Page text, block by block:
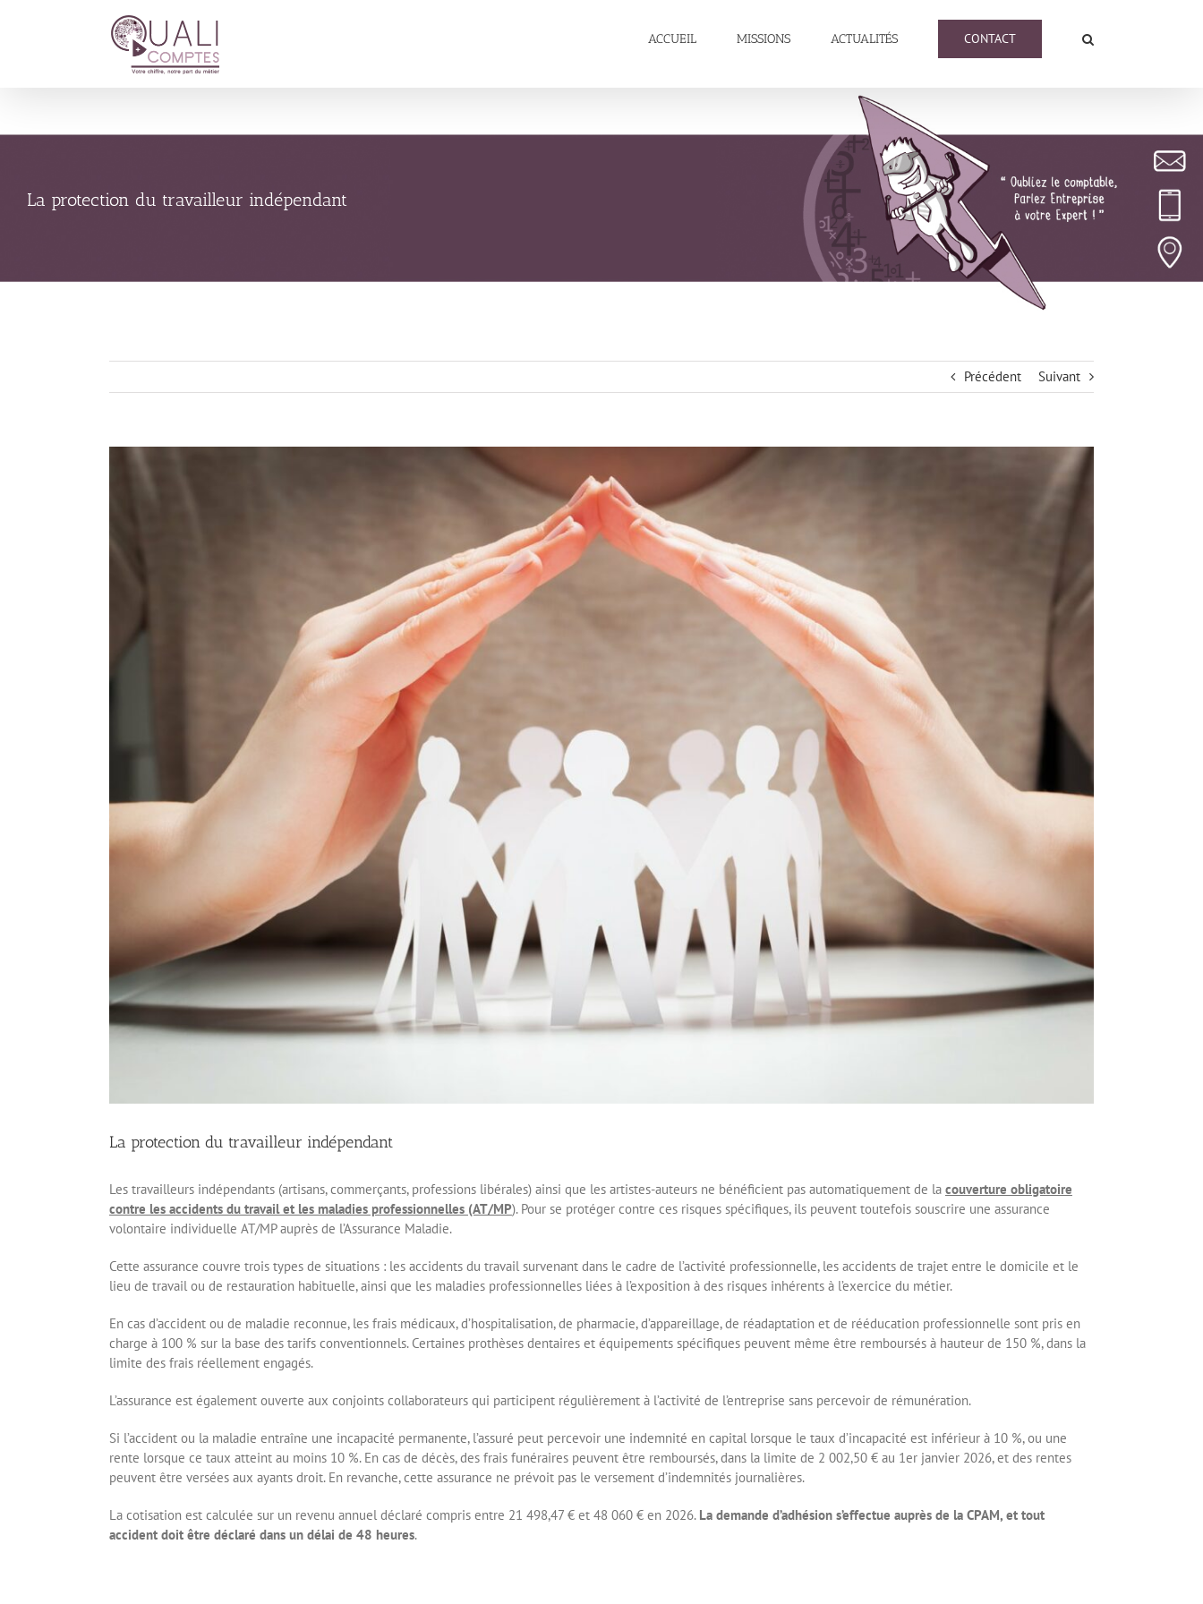
ACCUEIL MISSIONS ACTUALITÉS CONTACT
La protection du travailleur indépendant
Précédent Suivant
La protection du travailleur indépendant
Les travailleurs indépendants (artisans, commerçants, professions libérales) ainsi que les artistes-auteurs ne bénéficient pas automatiquement de la couverture obligatoire
contre les accidents du travail et les maladies professionnelles (AT/MP). Pour se protéger contre ces risques spécifiques, ils peuvent toutefois souscrire une assurance
volontaire individuelle AT/MP auprès de l’Assurance Maladie.
Cette assurance couvre trois types de situations : les accidents du travail survenant dans le cadre de l’activité professionnelle, les accidents de trajet entre le domicile et le
lieu de travail ou de restauration habituelle, ainsi que les maladies professionnelles liées à l’exposition à des risques inhérents à l’exercice du métier.
En cas d’accident ou de maladie reconnue, les frais médicaux, d’hospitalisation, de pharmacie, d’appareillage, de réadaptation et de rééducation professionnelle sont pris en
charge à 100 % sur la base des tarifs conventionnels. Certaines prothèses dentaires et équipements spécifiques peuvent même être remboursés à hauteur de 150 %, dans la
limite des frais réellement engagés.
L’assurance est également ouverte aux conjoints collaborateurs qui participent régulièrement à l’activité de l’entreprise sans percevoir de rémunération.
Si l’accident ou la maladie entraîne une incapacité permanente, l’assuré peut percevoir une indemnité en capital lorsque le taux d’incapacité est inférieur à 10 %, ou une
rente lorsque ce taux atteint au moins 10 %. En cas de décès, des frais funéraires peuvent être remboursés, dans la limite de 2 002,50 € au 1er janvier 2026, et des rentes
peuvent être versées aux ayants droit. En revanche, cette assurance ne prévoit pas le versement d’indemnités journalières.
La cotisation est calculée sur un revenu annuel déclaré compris entre 21 498,47 € et 48 060 € en 2026. La demande d’adhésion s’effectue auprès de la CPAM, et tout
accident doit être déclaré dans un délai de 48 heures.